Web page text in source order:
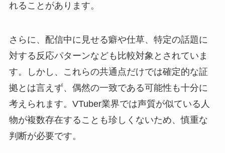
れることがあります。
さらに、配信中に見せる癖や仕草、特定の話題に
対する反応パターンなども比較対象とされていま
す。しかし、これらの共通点だけでは確定的な証
拠とは言えず、偶然の一致である可能性も十分に
考えられます。VTuber業界では声質が似ている人
物が複数存在することも珍しくないため、慎重な
判断が必要です。